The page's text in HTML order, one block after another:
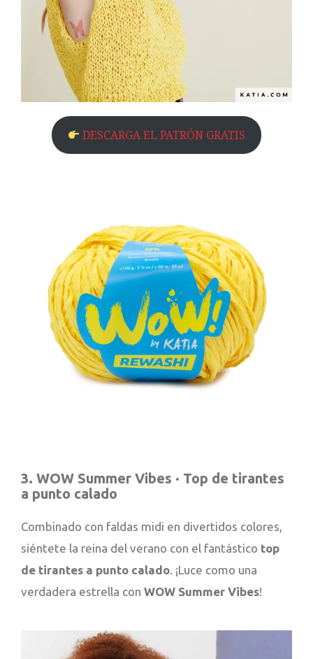
DESCARGA EL PATRÓN GRATIS
3. WOW Summer Vibes · Top de tirantes
a punto calado
Combinado con faldas midi en divertidos colores,
siéntete la reina del verano con el fantástico top
de tirantes a punto calado. ¡Luce como una
verdadera estrella con WOW Summer Vibes!